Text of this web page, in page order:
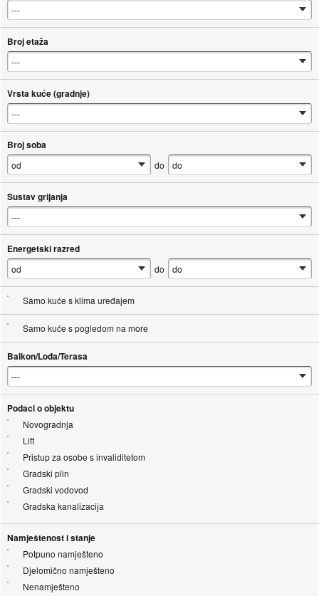
Broj etaža
Vrsta kuće (gradnje)
Broj soba
do
Sustav grijanja
Energetski razred
do
Samo kuće s klima uređajem
Samo kuće s pogledom na more
Balkon/Lođa/Terasa
Podaci o objektu
Novogradnja
Lift
Pristup za osobe s invaliditetom
Gradski plin
Gradski vodovod
Gradska kanalizacija
Namještenost i stanje
Potpuno namješteno
Djelomično namješteno
Nenamješteno